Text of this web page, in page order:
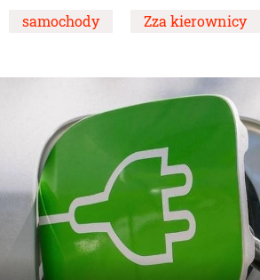
samochody Zza kierownicy